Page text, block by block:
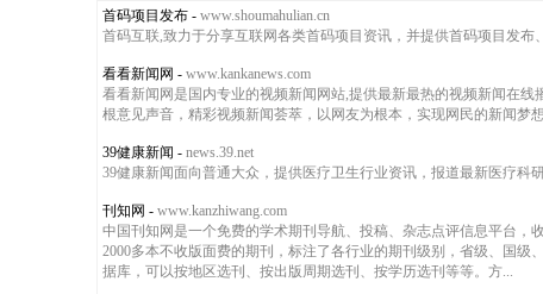
首码项目发布 - www.shoumahulian.cn
首码互联,致力于分享互联网各类首码项目资讯，并提供首码项目发
看看新闻网 - www.kankanews.com
看看新闻网是国内专业的视频新闻网站,提供最新最热的视频新闻在
根意见声音，精彩视频新闻荟萃，以网友为根本，实现网民的新闻梦
39健康新闻 - news.39.net
39健康新闻面向普通大众，提供医疗卫生行业资讯，报道最新医疗科
刊知网 - www.kanzhiwang.com
中国刊知网是一个免费的学术期刊导航、投稿、杂志点评信息平台，
2000多本不收版面费的期刊，标注了各行业的期刊级别，省级、国级
据库，可以按地区选刊、按出版周期选刊、按学历选刊等等。方...